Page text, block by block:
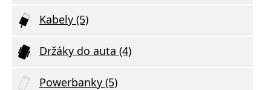
Kabely (5)
Držáky do auta (4)
Powerbanky (5)